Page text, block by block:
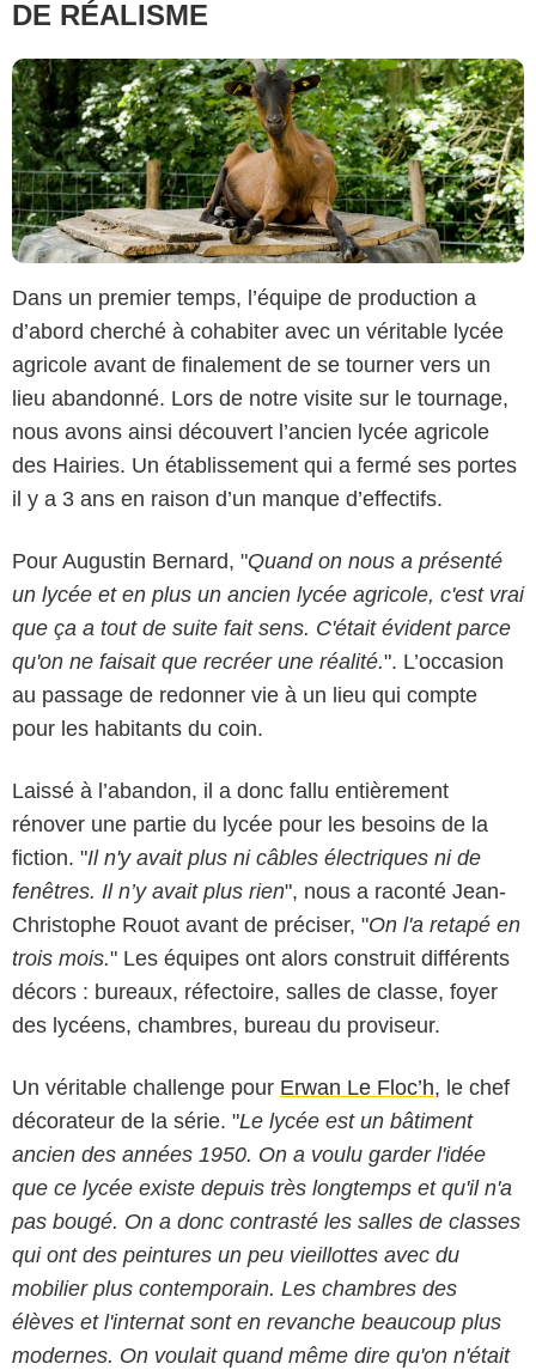
DE RÉALISME
Dans un premier temps, l’équipe de production a
d’abord cherché à cohabiter avec un véritable lycée
agricole avant de finalement de se tourner vers un
lieu abandonné. Lors de notre visite sur le tournage,
nous avons ainsi découvert l’ancien lycée agricole
des Hairies. Un établissement qui a fermé ses portes
il y a 3 ans en raison d’un manque d’effectifs.
Pour Augustin Bernard, "Quand on nous a présenté
un lycée et en plus un ancien lycée agricole, c'est vrai
que ça a tout de suite fait sens. C'était évident parce
qu'on ne faisait que recréer une réalité.". L’occasion
au passage de redonner vie à un lieu qui compte
pour les habitants du coin.
Laissé à l’abandon, il a donc fallu entièrement
rénover une partie du lycée pour les besoins de la
fiction. "Il n'y avait plus ni câbles électriques ni de
fenêtres. Il n’y avait plus rien", nous a raconté Jean-
Christophe Rouot avant de préciser, "On l'a retapé en
trois mois." Les équipes ont alors construit différents
décors : bureaux, réfectoire, salles de classe, foyer
des lycéens, chambres, bureau du proviseur.
Un véritable challenge pour Erwan Le Floc’h, le chef
décorateur de la série. "Le lycée est un bâtiment
ancien des années 1950. On a voulu garder l'idée
que ce lycée existe depuis très longtemps et qu'il n'a
pas bougé. On a donc contrasté les salles de classes
qui ont des peintures un peu vieillottes avec du
mobilier plus contemporain. Les chambres des
élèves et l'internat sont en revanche beaucoup plus
modernes. On voulait quand même dire qu'on n'était